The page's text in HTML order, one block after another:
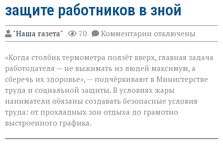
защите работников в зной
"Наша газета" 70 Комментарии к
записи
не
должна
стоить
здоровья»:
Минтруда — о
защите
работников
в
отключены
«Когда столбик термометра ползёт вверх, главная задача
работодателя — не выжимать из людей максимум, а
сберечь их здоровье», — подчёркивают в Министерстве
труда и социальной защиты. В условиях жары
наниматели обязаны создавать безопасные условия
труда: от прохладных зон отдыха до грамотно
выстроенного графика.